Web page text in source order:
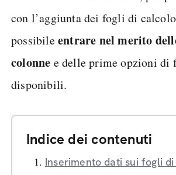
con l’aggiunta dei fogli di
possibileentrare nel merito
colonne e delle prime opzioni di
disponibili.
Indice dei contenuti
Inserimento dati sui fogli